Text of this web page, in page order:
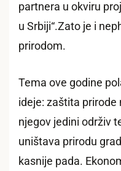
partnera u okviru
u Srbiji“.Zato je i
prirodom.
Tema ove godine
ideje: zaštita prirode
njegov jedini održiv
uništava prirodu
kasnije pada.